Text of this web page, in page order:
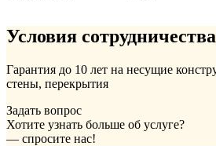
Условия сотрудничества
Гарантия до 10 лет на несущие
стены, перекрытия
Задать вопрос
Хотите узнать больше об услуге?
— спросите нас!